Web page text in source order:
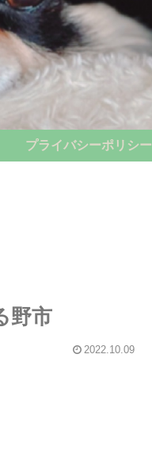
プライバシーポリシー
野市
2022.10.09